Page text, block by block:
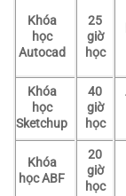
Khóa
học
Autocad
25
giờ
học
Khóa
học
Sketchup
40
giờ
học
Khóa
học ABF
20
giờ
học